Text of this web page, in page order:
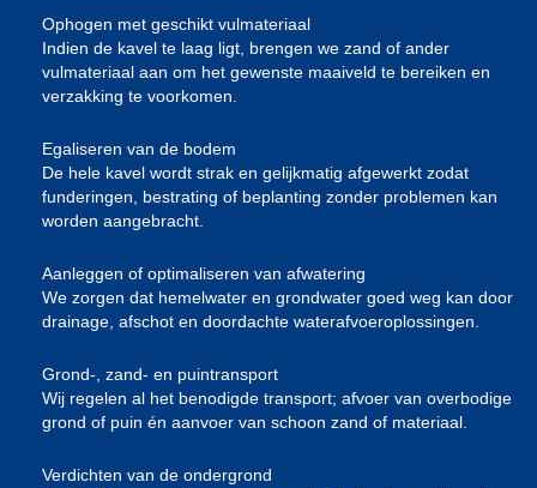
Ophogen met geschikt vulmateriaal
Indien de kavel te laag ligt, brengen we zand of ander
vulmateriaal aan om het gewenste maaiveld te bereiken en
verzakking te voorkomen.
Egaliseren van de bodem
De hele kavel wordt strak en gelijkmatig afgewerkt zodat
funderingen, bestrating of beplanting zonder problemen kan
worden aangebracht.
Aanleggen of optimaliseren van afwatering
We zorgen dat hemelwater en grondwater goed weg kan door
drainage, afschot en doordachte waterafvoeroplossingen.
Grond-, zand- en puintransport
Wij regelen al het benodigde transport; afvoer van overbodige
grond of puin én aanvoer van schoon zand of materiaal.
Verdichten van de ondergrond